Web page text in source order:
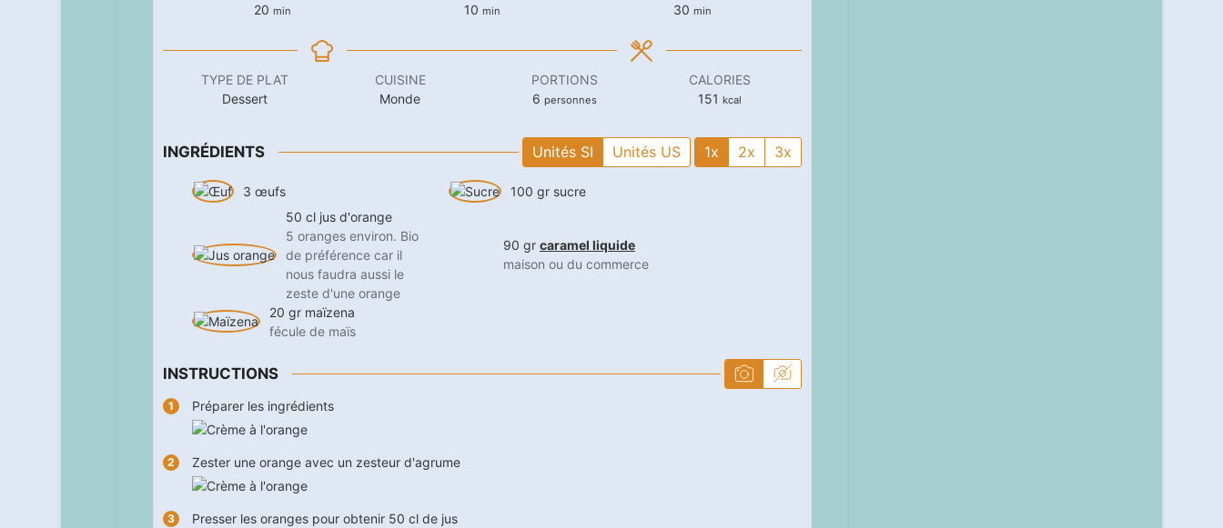
20minutes
min
10minutes
min
30minutes
min
TYPE DE PLAT
Dessert
CUISINE
Monde
PORTIONS
6 personnes
CALORIES
151 kcal
INGRÉDIENTS Unités SI Unités US 1x 2x 3x
3 œufs 100 gr sucre
50 cl jus d'orange
5 oranges environ. Bio
de préférence car il
nous faudra aussi le
zeste d'une orange
90 gr caramel liquide
maison ou du commerce
20 gr maïzena
fécule de maïs
INSTRUCTIONS
Préparer les ingrédients
Zester une orange avec un zesteur d'agrume
Presser les oranges pour obtenir 50 cl de jus